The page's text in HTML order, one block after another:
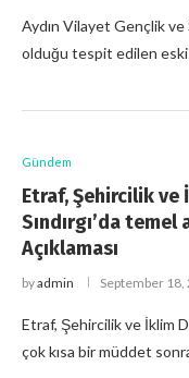
Aydın Vilayet Gençlik ve
olduğu tespit edilen eski
Gündem
Etraf, Şehircilik ve
Sındırgı’da
Açıklaması
byadmin September 18,
Etraf, Şehircilik ve İklim
çok kısa bir müddet